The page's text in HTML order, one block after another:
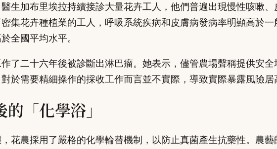
生加布里埃拉持續接診大量花卉工人，他們普遍出現慢性咳嗽
集花卉種植業的工人，呼吸系統疾病和皮膚病發病率明顯高於
全國平均水平。
了二十六年後被診斷出淋巴瘤。她表示，儘管農場聲稱提供安
於需要精細操作的採收工作而言並不實際，導致實際暴露風險居
「化學浴」
花農採用了嚴格的化學輪替機制，以防止真菌產生抗藥性。農